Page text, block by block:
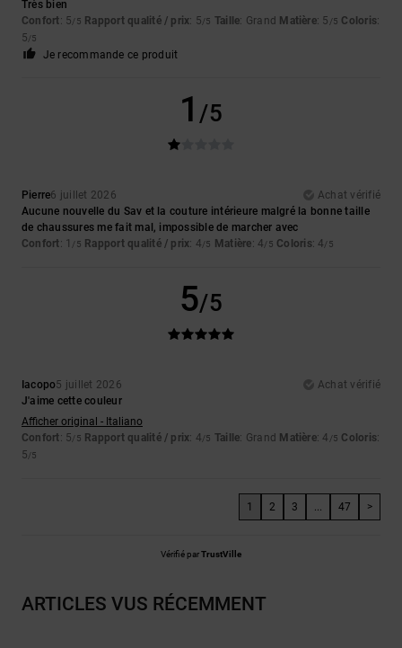
Très bien
Confort: 5/5 Rapport qualité / prix: 5/5 Taille: Grand Matière: 5 /5 Coloris:
5/5
Je recommande ce produit
1 /5
Pierre6 juillet 2026
Achat vérifié
Aucune nouvelle du Sav et la couture intérieure malgré la bonne taille
de chaussures me fait mal, impossible de marcher avec
Confort: 1 /5 Rapport qualité / prix: 4/5 Matière: 4/5 Coloris: 4/5
5/5
Iacopo5 juillet 2026
Achat vérifié
J'aime cette couleur
Afficher original - Italiano
Confort: 5/5 Rapport qualité / prix: 4/5 Taille: Grand Matière: 4 /5 Coloris:
5/5
1 2 3 ... 47 >
Vérifié parTrustVille
ARTICLES VUS RÉCEMMENT